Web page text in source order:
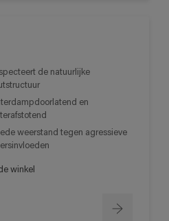
de natuurlijke
en
weerstand tegen agressieve
winkel